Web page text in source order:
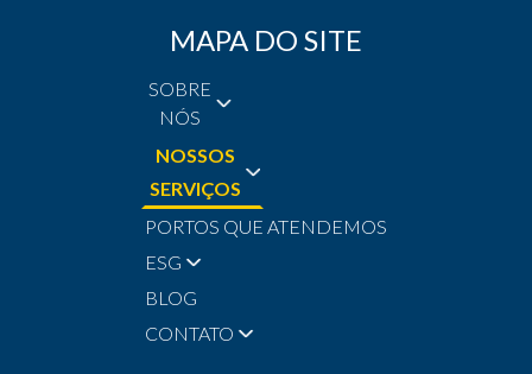
MAPA DO SITE
SOBRE
NÓS
NOSSOS
SERVIÇOS
PORTOS QUE ATENDEMOS
ESG
BLOG
CONTATO